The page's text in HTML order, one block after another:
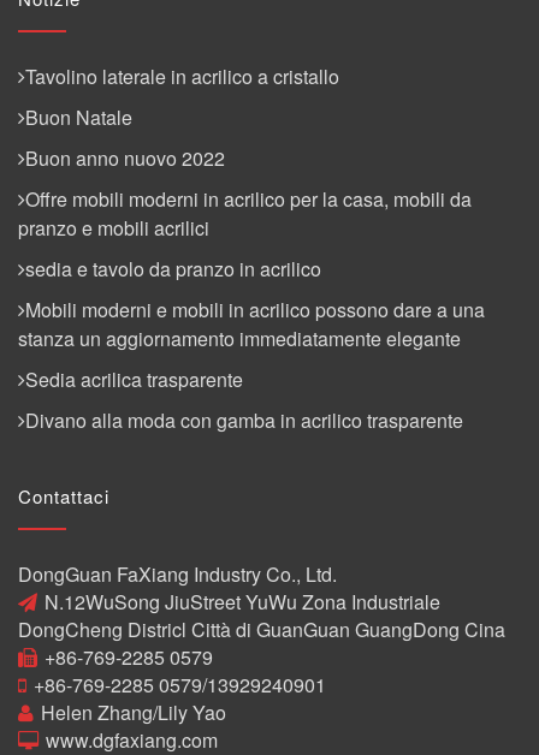
Tavolino laterale in acrilico a cristallo
Buon Natale
Buon anno nuovo 2022
Offre mobili moderni in acrilico per la casa, mobili da
pranzo e mobili acrilici
sedia e tavolo da pranzo in acrilico
Mobili moderni e mobili in acrilico possono dare a una
stanza un aggiornamento immediatamente elegante
Sedia acrilica trasparente
Divano alla moda con gamba in acrilico trasparente
Contattaci
DongGuan FaXiang Industry Co., Ltd.
N.12WuSong JiuStreet YuWu Zona Industriale
DongCheng Districl Città di GuanGuan GuangDong Cina
+86-769-2285 0579
+86-769-2285 0579/13929240901
Helen Zhang/Lily Yao
www.dgfaxiang.com